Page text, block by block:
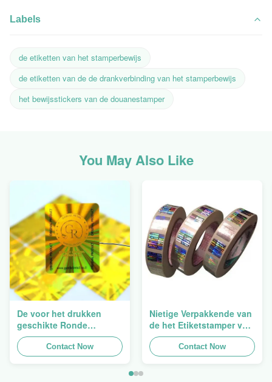
Labels
de etiketten van het stamperbewijs
de etiketten van de de drankverbinding van het stamperbewijs
het bewijsstickers van de douanestamper
You May Also Like
De voor het drukken
geschikte Ronde
Verpakkende
Holografische
Zelfklevende Bladen van
Contact Now
Nietige Verpakkende van
de het Etiketstamper van
de Hologramveiligheid
Duidelijke het
Hologramsticker Logo
Contact Now